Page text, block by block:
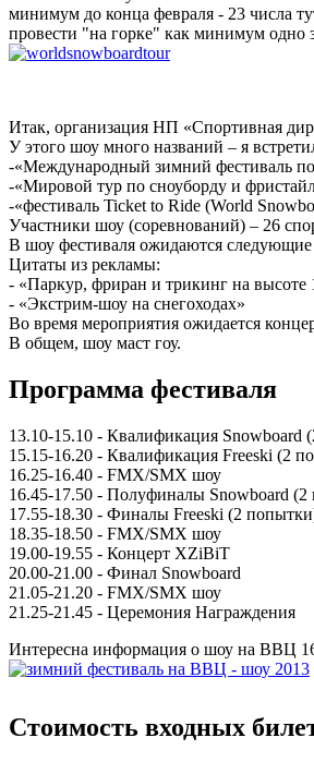
минимум до конца февраля - 23 числа
провести "на горке" как минимум одно
Итак, организация НП «Спортивная
У этого шоу много названий – я
-«Международный зимний фестиваль
-«Мировой тур по сноуборду и
-«фестиваль Ticket to Ride (World
Участники шоу (соревнований) – 26
В шоу фестиваля ожидаются следующие
Цитаты из рекламы:
- «Паркур, фриран и трикинг на высоте
- «Экстрим-шоу на снегоходах»
Во время мероприятия ожидается
В общем, шоу маст гоу.
Программа фестиваля
13.10-15.10 - Квалификация Snowboard
15.15-16.20 - Квалификация Freeski (2
16.25-16.40 - FMX/SMX шоу
16.45-17.50 - Полуфиналы Snowboard
17.55-18.30 - Финалы Freeski (2
18.35-18.50 - FMX/SMX шоу
19.00-19.55 - Концерт XZiBiT
20.00-21.00 - Финал Snowboard
21.05-21.20 - FMX/SMX шоу
21.25-21.45 - Церемония Награждения
Интересна информация о шоу на ВВЦ 16
Стоимость входных